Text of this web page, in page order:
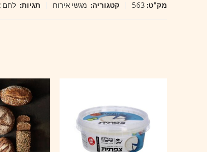
מק"ט: 563 קטגוריה: מגשי אירוח תגיות: לחם